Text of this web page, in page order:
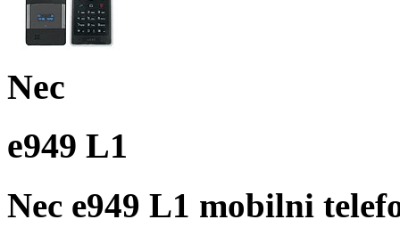
Nec
e949 L1
Nec e949 L1 mobilni